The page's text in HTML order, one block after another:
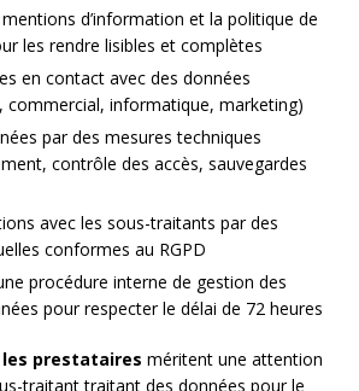
d’information et la politique de
les rendre lisibles et complètes
en contact avec des données
commercial, informatique, marketing)
par des mesures techniques
contrôle des accès, sauvegardes
avec les sous-traitants par des
conformes au RGPD
procédure interne de gestion des
pour respecter le délai de 72 heures
prestataires méritent une attention
traitant traitant des données pour le